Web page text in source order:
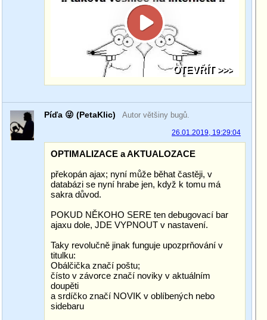
Píďa 😜 (PetaKlic) Autor většiny bugů.
26.01.2019, 19:29:04
OPTIMALIZACE a AKTUALOZACE
překopán ajax; nyní může běhat častěji, v
databázi se nyní hrabe jen, když k tomu má
sakra důvod.
POKUD NĚKOHO SERE ten debugovací bar
ajaxu dole, JDE VYPNOUT v nastavení.
Taky revolučně jinak funguje upozprňování v
titulku:
Obálčička značí poštu;
čísto v závorce značí noviky v aktuálním
doupěti
a srdíčko značí NOVIK v oblíbených nebo
sidebaru